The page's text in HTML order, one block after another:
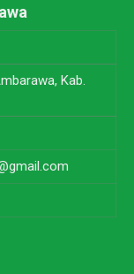
Kab.